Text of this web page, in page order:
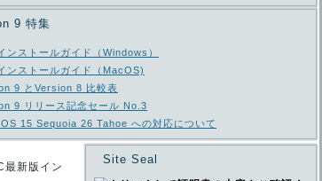
9 特集
ンストールガイド（Windows）
ンストールガイド（MacOS)
9 とVersion 8 比較表
9 リリース記念セール No.3
15 Sequoia 26 Tahoe への対応について
最新版イン
Site Seal